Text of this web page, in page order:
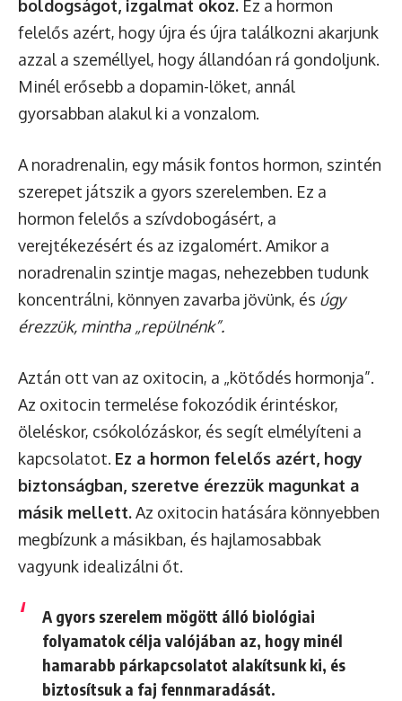
boldogságot, izgalmat okoz. Ez a hormon
felelős azért, hogy újra és újra találkozni akarjunk
azzal a személlyel, hogy állandóan rá gondoljunk.
Minél erősebb a dopamin-löket, annál
gyorsabban alakul ki a vonzalom.
A noradrenalin, egy másik fontos hormon, szintén
szerepet játszik a gyors szerelemben. Ez a
hormon felelős a szívdobogásért, a
verejtékezésért és az izgalomért. Amikor a
noradrenalin szintje magas, nehezebben tudunk
koncentrálni, könnyen zavarba jövünk, és úgy
érezzük, mintha „repülnénk”.
Aztán ott van az oxitocin, a „kötődés hormonja”.
Az oxitocin termelése fokozódik érintéskor,
öleléskor, csókolózáskor, és segít elmélyíteni a
kapcsolatot. Ez a hormon felelős azért, hogy
biztonságban, szeretve érezzük magunkat a
másik mellett.Az oxitocin hatására könnyebben
megbízunk a másikban, és hajlamosabbak
vagyunk idealizálni őt.
A gyors szerelem mögött álló biológiai
folyamatok célja valójában az, hogy minél
hamarabb párkapcsolatot alakítsunk ki, és
biztosítsuk a faj fennmaradását.